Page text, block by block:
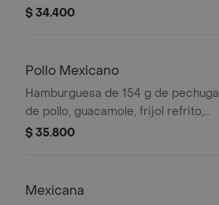
queso tipo mozzarella, piña, lechuga,
$ 34.400
Pollo Mexicano
Hamburguesa de 154 g de pechuga
de pollo, guacamole, frijol refrito,
tortillas de maíz, tomate, lechuga y
$ 35.800
Mexicana